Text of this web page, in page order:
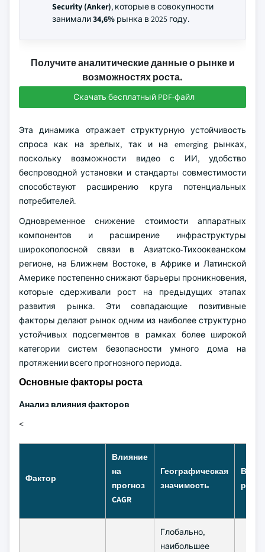
Security (Anker), которые в совокупности
занимали34,6% рынка в 2025 году.
Получите аналитические данные о рынке и
возможностях роста.
Скачать бесплатный PDF-файл
Эта динамика отражает структурную устойчивость
спроса как на зрелых, так и на emerging рынках,
поскольку возможности видео с ИИ, удобство
беспроводной установки и стандарты совместимости
способствуют расширению круга потенциальных
потребителей.
Одновременное снижение стоимости аппаратных
компонентов и расширение инфраструктуры
широкополосной связи в Азиатско-Тихоокеанском
регионе, на Ближнем Востоке, в Африке и Латинской
Америке постепенно снижают барьеры проникновения,
которые сдерживали рост на предыдущих этапах
развития рынка. Эти совпадающие позитивные
факторы делают рынок одним из наиболее структурно
устойчивых подсегментов в рамках более широкой
категории систем безопасности умного дома на
протяжении всего прогнозного периода.
Основные факторы роста
Анализ влияния факторов
<
Фактор
Влияние
на
прогноз
CAGR
Географическая
значимость
Глобально,
наибольшее